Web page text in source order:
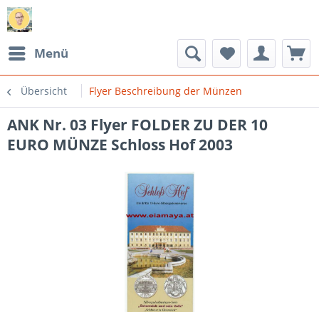
Menü
Übersicht Flyer Beschreibung der Münzen
ANK Nr. 03 Flyer FOLDER ZU DER 10
EURO MÜNZE Schloss Hof 2003